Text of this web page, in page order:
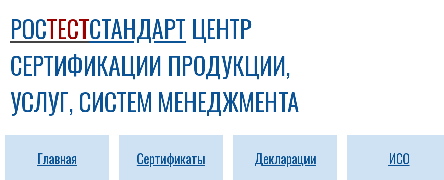
РОСТЕСТСТАНДАРТ ЦЕНТР
СЕРТИФИКАЦИИ ПРОДУКЦИИ,
УСЛУГ, СИСТЕМ МЕНЕДЖМЕНТА
Главная Сертификаты Декларации ИСО